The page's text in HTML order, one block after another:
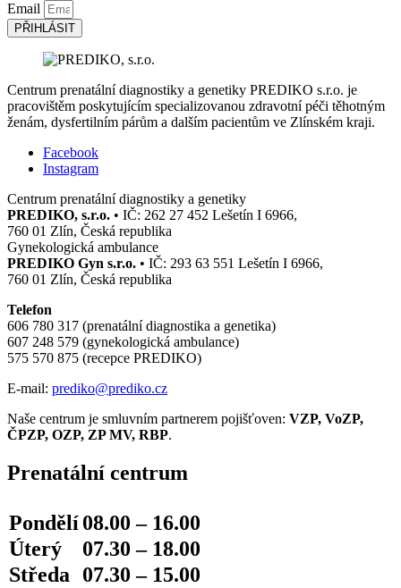
Email
PŘIHLÁSIT
Centrum prenatální diagnostiky a genetiky PREDIKO s.r.o. je
pracovištěm poskytujícím specializovanou zdravotní péči těhotným
ženám, dysfertilním párům a dalším pacientům ve Zlínském kraji.
Facebook
Instagram
Centrum prenatální diagnostiky a genetiky
PREDIKO, s.r.o. • IČ: 262 27 452 Lešetín I 6966,
760 01 Zlín, Česká republika
Gynekologická ambulance
PREDIKO Gyn s.r.o. • IČ: 293 63 551 Lešetín I 6966,
760 01 Zlín, Česká republika
Telefon
606 780 317 (prenatální diagnostika a genetika)
607 248 579 (gynekologická ambulance)
575 570 875 (recepce PREDIKO)
E-mail: prediko@prediko.cz
Naše centrum je smluvním partnerem pojišťoven: VZP, VoZP,
ČPZP, OZP, ZP MV, RBP.
Prenatální centrum
Pondělí08.00 – 16.00
Úterý
07.30 – 18.00
Středa 07.30 – 15.00